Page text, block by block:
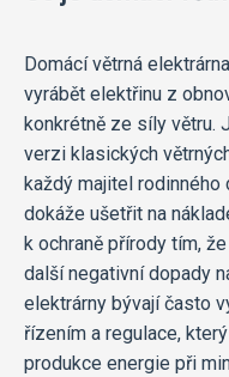
Domácí větrná
vyrábět elektřinu z
konkrétně ze síly větru.
verzi klasických
každý majitel
dokáže ušetřit na
k ochraně přírody tím,
další negativní dopady
elektrárny bývají často
řízením a regulace,
produkce energie při